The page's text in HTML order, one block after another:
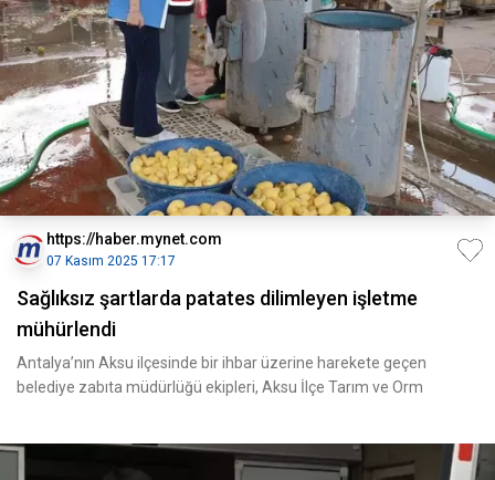
https://haber.mynet.com
07 Kasım 2025 17:17
Sağlıksız şartlarda patates dilimleyen işletme
mühürlendi
Antalya’nın Aksu ilçesinde bir ihbar üzerine harekete geçen
belediye zabıta müdürlüğü ekipleri, Aksu İlçe Tarım ve Orm